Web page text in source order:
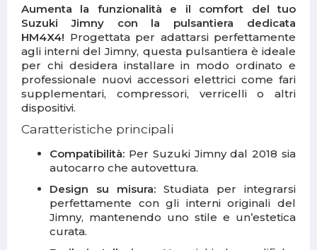
Aumenta la funzionalità e il comfort del tuo
Suzuki Jimny con la pulsantiera dedicata
HM4X4! Progettata per adattarsi perfettamente
agli interni del Jimny, questa pulsantiera è ideale
per chi desidera installare in modo ordinato e
professionale nuovi accessori elettrici come fari
supplementari, compressori, verricelli o altri
dispositivi.
Caratteristiche principali
Compatibilità: Per Suzuki Jimny dal 2018 sia
autocarro che autovettura.
Design su misura: Studiata per integrarsi
perfettamente con gli interni originali del
Jimny, mantenendo uno stile e un’estetica
curata.